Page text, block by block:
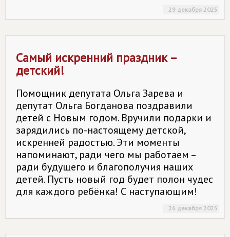
29 декабря 2025
Самый искренний праздник –
детский!
Помощник депутата Ольга Зарева и
депутат Ольга Богданова поздравили
детей с Новым годом. Вручили подарки и
зарядились по-настоящему детской,
искренней радостью. Эти моменты
напоминают, ради чего мы работаем –
ради будущего и благополучия наших
детей. Пусть новый год будет полон чудес
для каждого ребёнка! С наступающим!
26 декабря 2025